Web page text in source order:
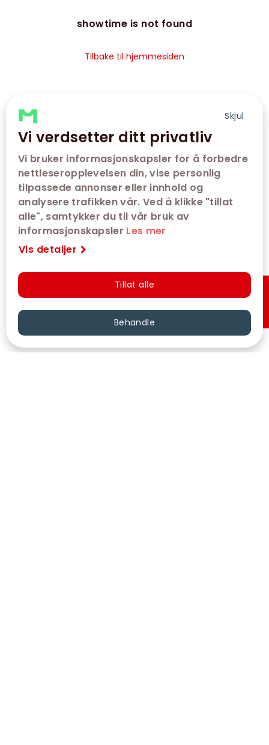
Skjul
Vi verdsetter ditt privatliv
Vi bruker informasjonskapsler for å forbedre
nettleseropplevelsen din, vise personlig
tilpassede annonser eller innhold og
analysere trafikken vår. Ved å klikke "tillat
alle", samtykker du til vår bruk av
informasjonskapsler Les mer
Vis detaljer
Tillat alle
Behandle
showtime is not found
Tilbake til hjemmesiden
Hurtigkjøp